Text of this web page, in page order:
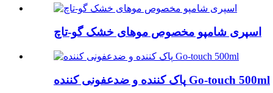
اسپری شامپو مخصوص موهای خشک گو-تاچ
پاک کننده و ضدعفونی کننده Go-touch 500ml